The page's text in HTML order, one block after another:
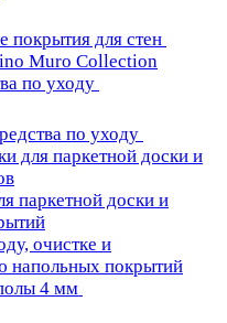
покрытия для стен
Muro Collection
по уходу
по уходу
для паркетной доски и
паркетной доски и
очистке и
напольных покрытий
4 мм